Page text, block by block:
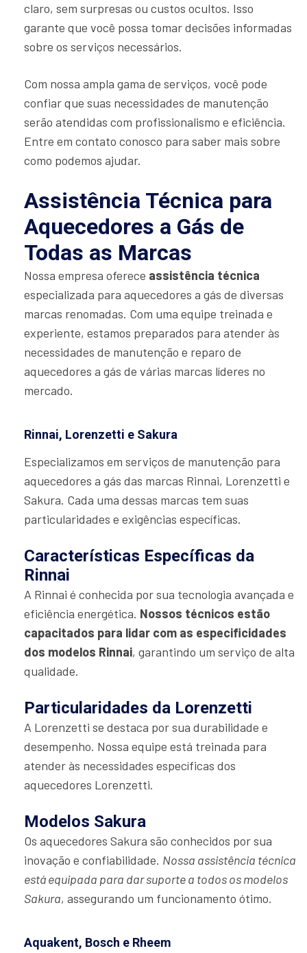
claro, sem surpresas ou custos ocultos. Isso
garante que você possa tomar decisões informadas
sobre os serviços necessários.
Com nossa ampla gama de serviços, você pode
confiar que suas necessidades de manutenção
serão atendidas com profissionalismo e eficiência.
Entre em contato conosco para saber mais sobre
como podemos ajudar.
Assistência Técnica para
Aquecedores a Gás de
Todas as Marcas
Nossa empresa oferece assistência técnica
especializada para aquecedores a gás de diversas
marcas renomadas. Com uma equipe treinada e
experiente, estamos preparados para atender às
necessidades de manutenção e reparo de
aquecedores a gás de várias marcas líderes no
mercado.
Rinnai, Lorenzetti e Sakura
Especializamos em serviços de manutenção para
aquecedores a gás das marcas Rinnai, Lorenzetti e
Sakura. Cada uma dessas marcas tem suas
particularidades e exigências específicas.
Características Específicas da
Rinnai
A Rinnai é conhecida por sua tecnologia avançada e
eficiência energética. Nossos técnicos estão
capacitados para lidar com as especificidades
dos modelos Rinnai, garantindo um serviço de alta
qualidade.
Particularidades da Lorenzetti
A Lorenzetti se destaca por sua durabilidade e
desempenho. Nossa equipe está treinada para
atender às necessidades específicas dos
aquecedores Lorenzetti.
Modelos Sakura
Os aquecedores Sakura são conhecidos por sua
inovação e confiabilidade. Nossa assistência técnica
está equipada para dar suporte a todos os modelos
Sakura, assegurando um funcionamento ótimo.
Aquakent, Bosch e Rheem